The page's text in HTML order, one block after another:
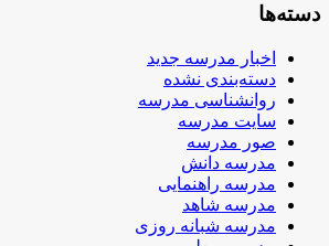
دسته‌ها
اخبار مدرسه جدید
دسته‌بندی نشده
روانشناسی مدرسه
سایت مدرسه
صور مدرسه
مدرسه دانش
مدرسه راهنمایی
مدرسه شاهد
مدرسه شبانه روزی